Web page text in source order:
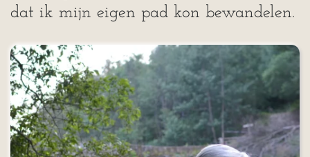
dat ik mijn eigen pad kon bewandelen.